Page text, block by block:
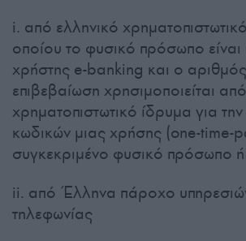
i. από ελληνικό
οποίου το φυσικό πρόσωπο είναι
χρήστης e-banking και ο
επιβεβαίωση χρησιμοποιείται
χρηματοπιστωτικό ίδρυμα για
κωδικών μιας χρήσης (one-time-
συγκεκριμένο φυσικό πρόσωπο ή
ii. από Έλληνα πάροχο
τηλεφωνίας